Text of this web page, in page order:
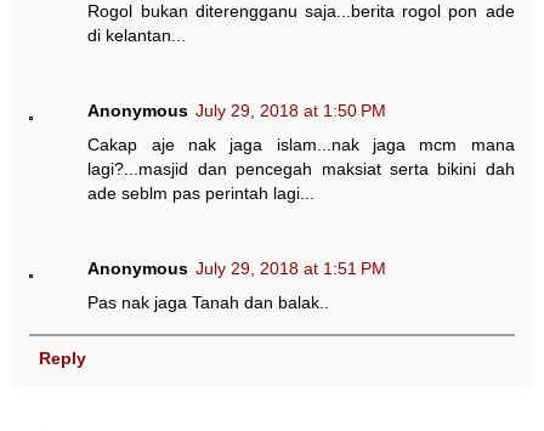
Rogol bukan diterengganu saja...berita rogol pon ade
di kelantan...
Anonymous July 29, 2018 at 1:50 PM
Cakap aje nak jaga islam...nak jaga mcm mana
lagi?...masjid dan pencegah maksiat serta bikini dah
ade seblm pas perintah lagi...
Anonymous July 29, 2018 at 1:51 PM
Pas nak jaga Tanah dan balak..
Reply